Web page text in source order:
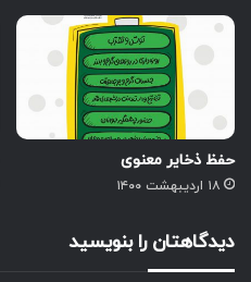
حفظ ذخایر معنوی
۱۸ اردیبهشت ۱۴۰۰
دیدگاهتان را بنویسید